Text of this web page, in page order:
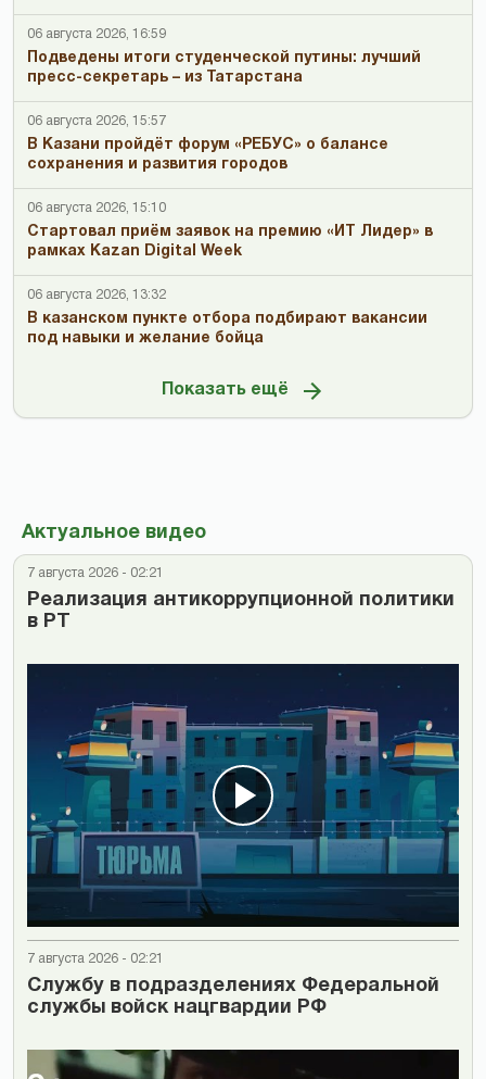
06 августа 2026, 16:59
Подведены итоги студенческой путины: лучший
пресс-секретарь – из Татарстана
06 августа 2026, 15:57
В Казани пройдёт форум «РЕБУС» о балансе
сохранения и развития городов
06 августа 2026, 15:10
Стартовал приём заявок на премию «ИТ Лидер» в
рамках Kazan Digital Week
06 августа 2026, 13:32
В казанском пункте отбора подбирают вакансии
под навыки и желание бойца
Показать ещё
Актуальное видео
7 августа 2026 - 02:21
Реализация антикоррупционной политики
в РТ
7 августа 2026 - 02:21
Cлужбу в подразделениях Федеральной
службы войск нацгвардии РФ